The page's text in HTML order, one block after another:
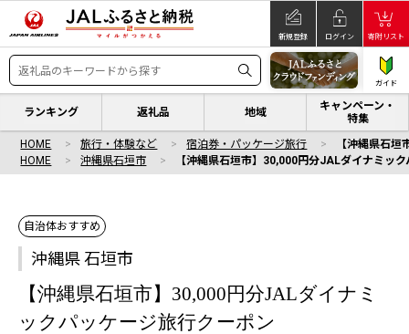
新規登録 ログイン 寄附リスト
ガイド
ランキング 返礼品 地域
キャンペーン・
特集
HOME 旅行・体験など 宿泊券・パッケージ旅行
【沖縄県石
HOME
沖縄県石垣市 【沖縄県石垣市】30,000円分JALダイナミッ
自治体おすすめ
沖縄県 石垣市
【沖縄県石垣市】30,000円分JALダイナミ
ックパッケージ旅行クーポン